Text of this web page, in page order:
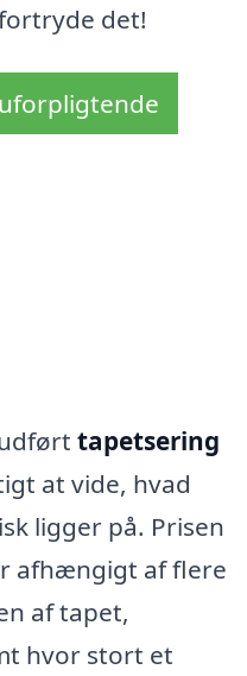
det!
tapetsering
at vide, hvad
ligger på. Prisen
afhængigt af flere
af tapet,
hvor stort et